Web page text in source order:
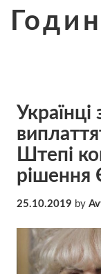
Українці
Штепі
рішення
25.10.2019 by